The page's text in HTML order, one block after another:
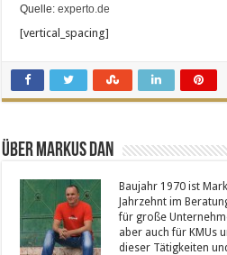
Quelle:experto.de
[vertical_spacing]
Über Markus Dan
Baujahr 1970 ist
Jahrzehnt im
für große
aber auch für KMUs
dieser Tätigkeiten